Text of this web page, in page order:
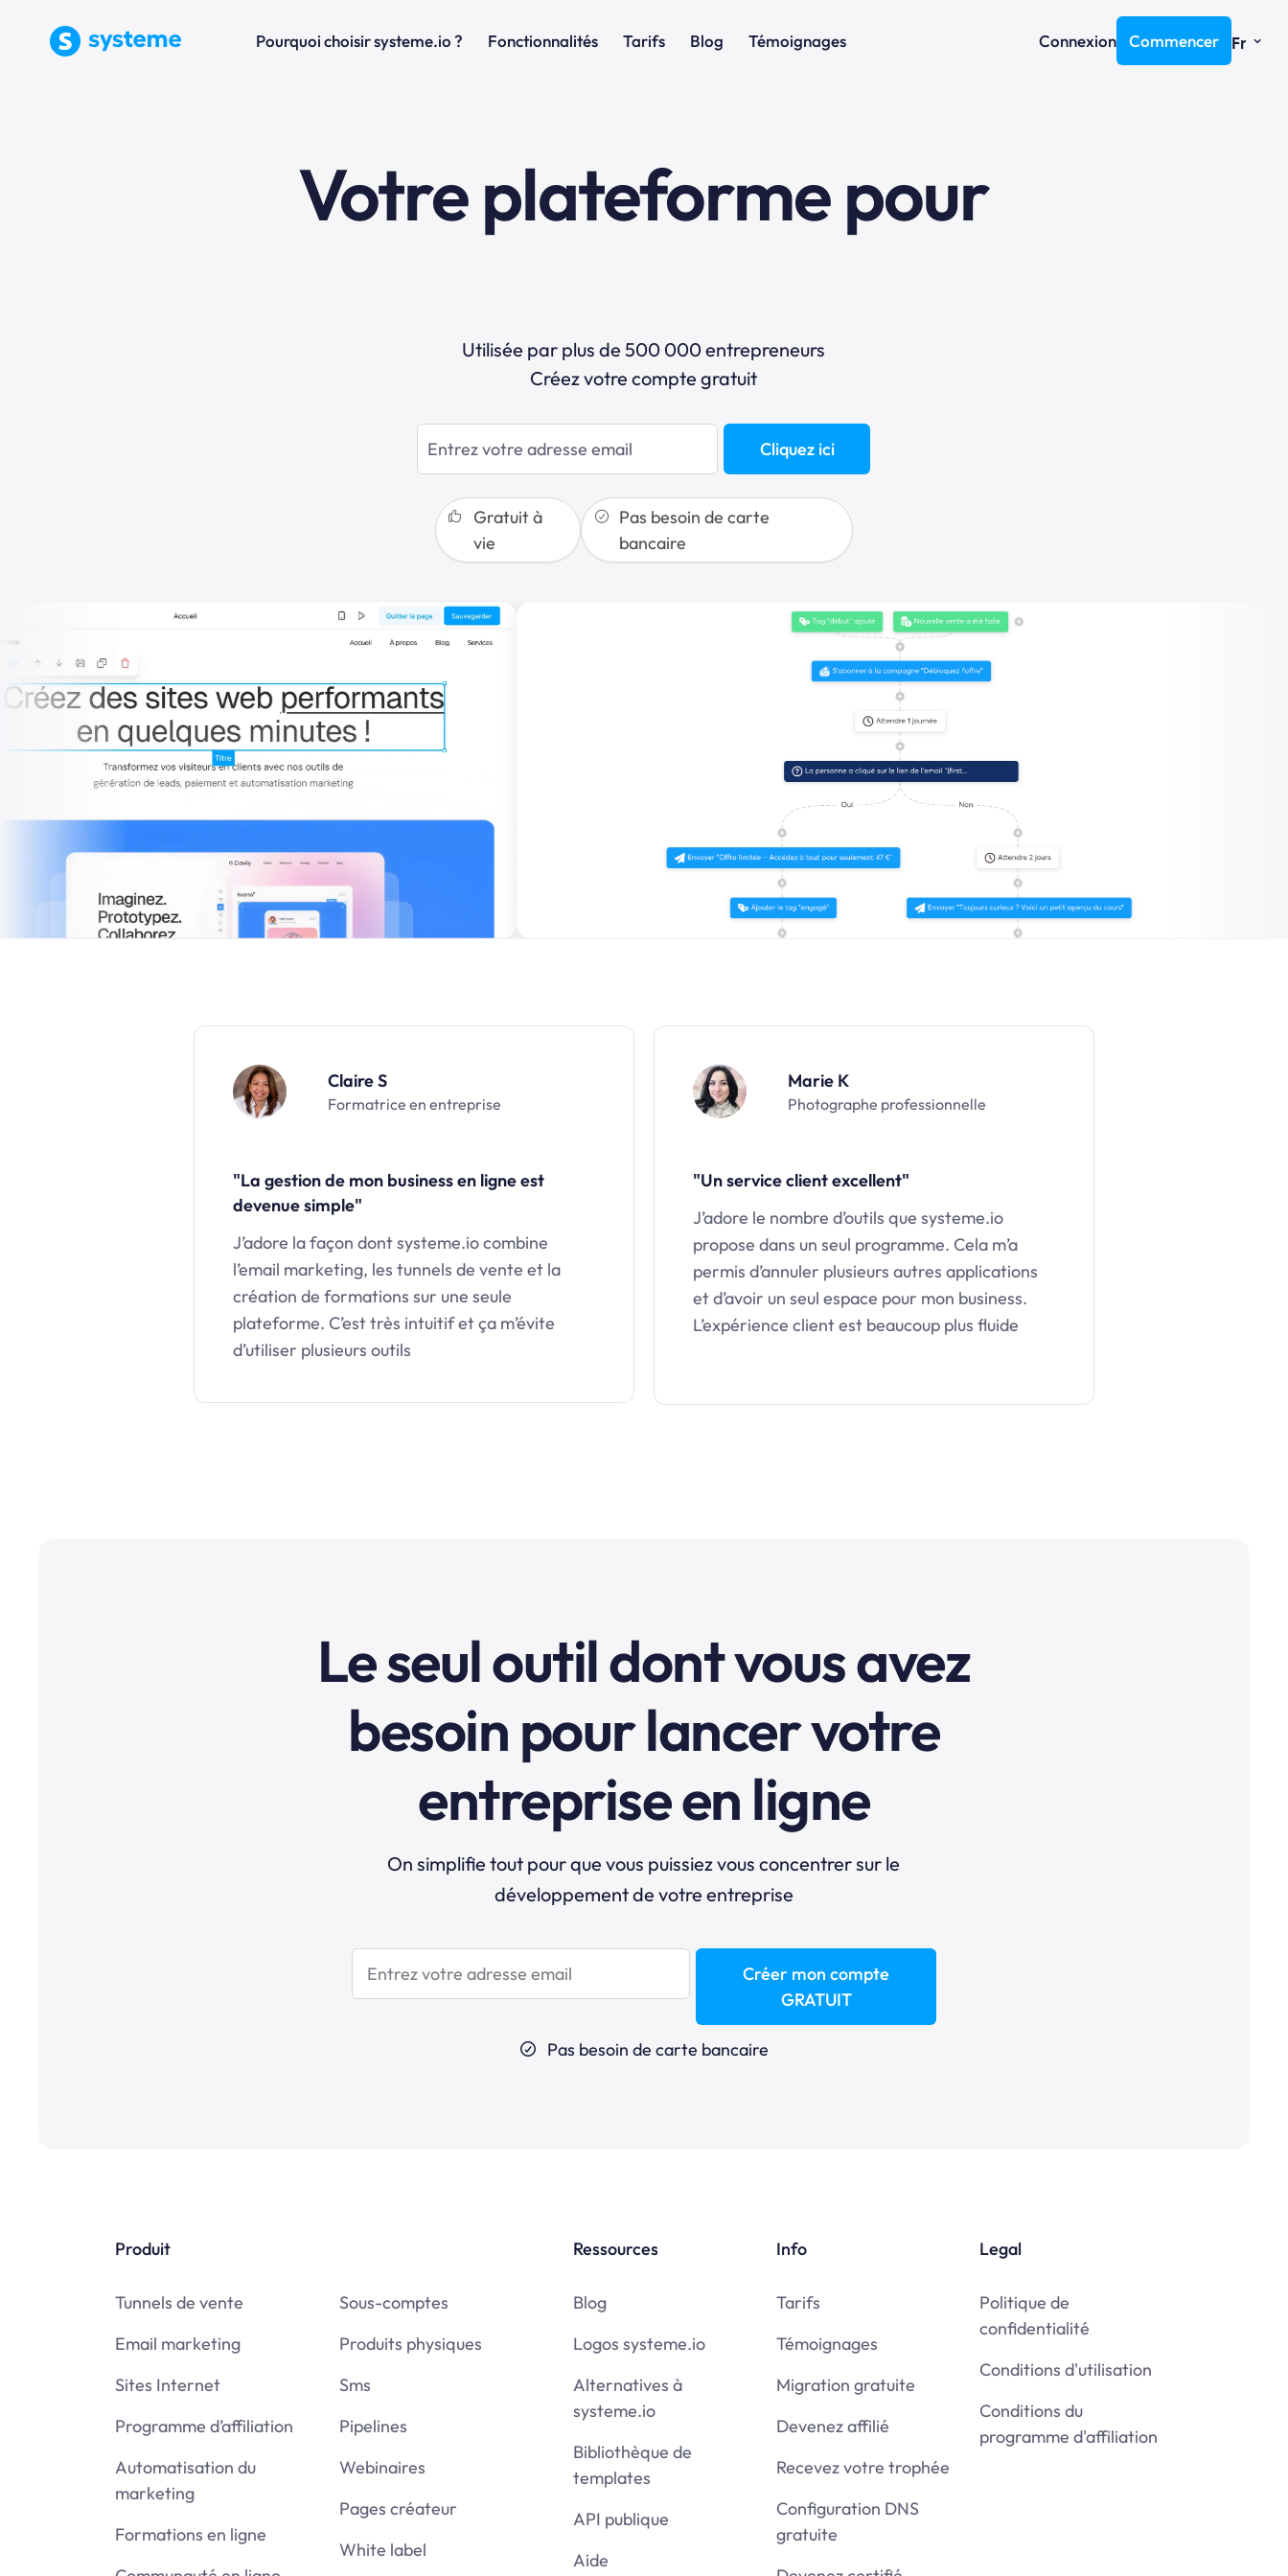
Pourquoi choisir systeme.io ? Fonctionnalités Tarifs Blog Témoignages Connexion Commencer Fr ⌄
Votre plateforme pour
Utilisée par plus de 500 000 entrepreneurs
Créez votre compte gratuit
Cliquez ici
Gratuit à
vie
Pas besoin de carte
bancaire
Claire S
Formatrice en entreprise
"La gestion de mon business en ligne est
devenue simple"
J’adore la façon dont systeme.io combine
l’email marketing, les tunnels de vente et la
création de formations sur une seule
plateforme. C’est très intuitif et ça m’évite
d’utiliser plusieurs outils
Marie K
Photographe professionnelle
"Un service client excellent"
J’adore le nombre d’outils que systeme.io
propose dans un seul programme. Cela m’a
permis d’annuler plusieurs autres applications
et d’avoir un seul espace pour mon business.
L’expérience client est beaucoup plus fluide
Le seul outil dont vous avez
besoin pour lancer votre
entreprise en ligne
On simplifie tout pour que vous puissiez vous concentrer sur le
développement de votre entreprise
Créer mon compte
GRATUIT
Pas besoin de carte bancaire
Produit
Tunnels de vente
Email marketing
Sites Internet
Programme d’affiliation
Automatisation du
marketing
Formations en ligne
Sous-comptes
Produits physiques
Sms
Pipelines
Webinaires
Pages créateur
White label
Ressources
Blog
Logos systeme.io
Alternatives à
systeme.io
Bibliothèque de
templates
API publique
Aide
Info
Tarifs
Témoignages
Migration gratuite
Devenez affilié
Recevez votre trophée
Configuration DNS
gratuite
Legal
Politique de
confidentialité
Conditions d'utilisation
Conditions du
programme d'affiliation